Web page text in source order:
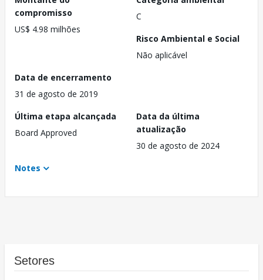
compromisso
US$ 4.98 milhões
C
Risco Ambiental e Social
Não aplicável
Data de encerramento
31 de agosto de 2019
Última etapa alcançada
Board Approved
Data da última
atualização
30 de agosto de 2024
Notes
Setores